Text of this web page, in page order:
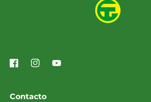
FacebookInstagramYouTube
Contacto